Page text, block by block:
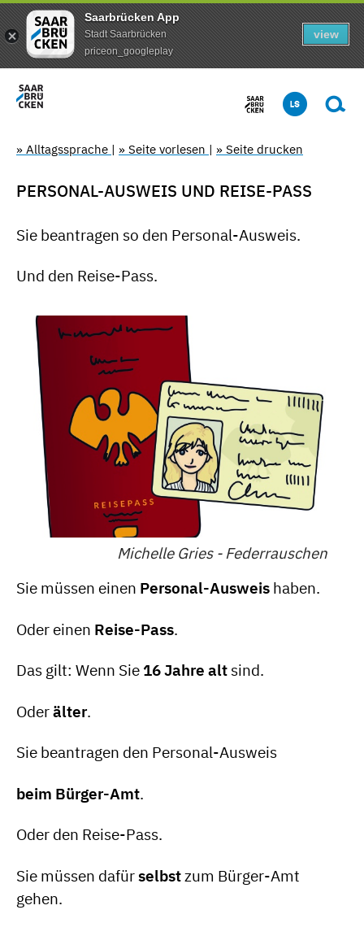
Saarbrücken App
Stadt Saarbrücken
priceon_googleplay
view
» Alltagssprache | » Seite vorlesen | » Seite drucken
PERSONAL-AUSWEIS UND REISE-PASS
Sie beantragen so den Personal-Ausweis.
Und den Reise-Pass.
Michelle Gries - Federrauschen
Sie müssen einen Personal-Ausweis haben.
Oder einen Reise-Pass.
Das gilt: Wenn Sie 16 Jahre alt sind.
Oderälter.
Sie beantragen den Personal-Ausweis
beim Bürger-Amt.
Oder den Reise-Pass.
Sie müssen dafürselbstzum Bürger-Amt
gehen.